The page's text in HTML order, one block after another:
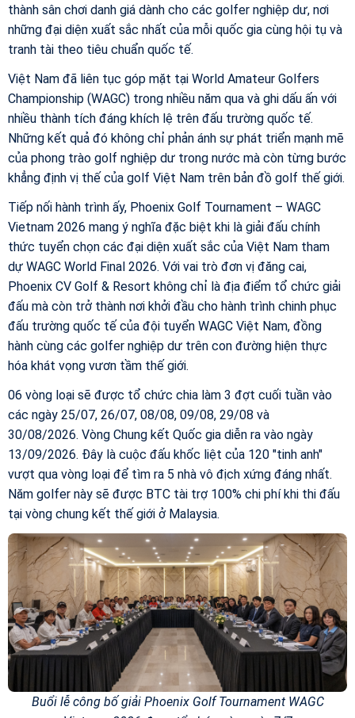
thành sân chơi danh giá dành cho các golfer nghiệp dư, nơi
những đại diện xuất sắc nhất của mỗi quốc gia cùng hội tụ và
tranh tài theo tiêu chuẩn quốc tế.
Việt Nam đã liên tục góp mặt tại World Amateur Golfers
Championship (WAGC) trong nhiều năm qua và ghi dấu ấn với
nhiều thành tích đáng khích lệ trên đấu trường quốc tế.
Những kết quả đó không chỉ phản ánh sự phát triển mạnh mẽ
của phong trào golf nghiệp dư trong nước mà còn từng bước
khẳng định vị thế của golf Việt Nam trên bản đồ golf thế giới.
Tiếp nối hành trình ấy, Phoenix Golf Tournament – WAGC
Vietnam 2026 mang ý nghĩa đặc biệt khi là giải đấu chính
thức tuyển chọn các đại diện xuất sắc của Việt Nam tham
dự WAGC World Final 2026. Với vai trò đơn vị đăng cai,
Phoenix CV Golf & Resort không chỉ là địa điểm tổ chức giải
đấu mà còn trở thành nơi khởi đầu cho hành trình chinh phục
đấu trường quốc tế của đội tuyển WAGC Việt Nam, đồng
hành cùng các golfer nghiệp dư trên con đường hiện thực
hóa khát vọng vươn tầm thế giới.
06 vòng loại sẽ được tổ chức chia làm 3 đợt cuối tuần vào
các ngày 25/07, 26/07, 08/08, 09/08, 29/08 và
30/08/2026. Vòng Chung kết Quốc gia diễn ra vào ngày
13/09/2026. Đây là cuộc đấu khốc liệt của 120 "tinh anh"
vượt qua vòng loại để tìm ra 5 nhà vô địch xứng đáng nhất.
Năm golfer này sẽ được BTC tài trợ 100% chi phí khi thi đấu
tại vòng chung kết thế giới ở Malaysia.
Buổi lễ công bố giải Phoenix Golf Tournament WAGC